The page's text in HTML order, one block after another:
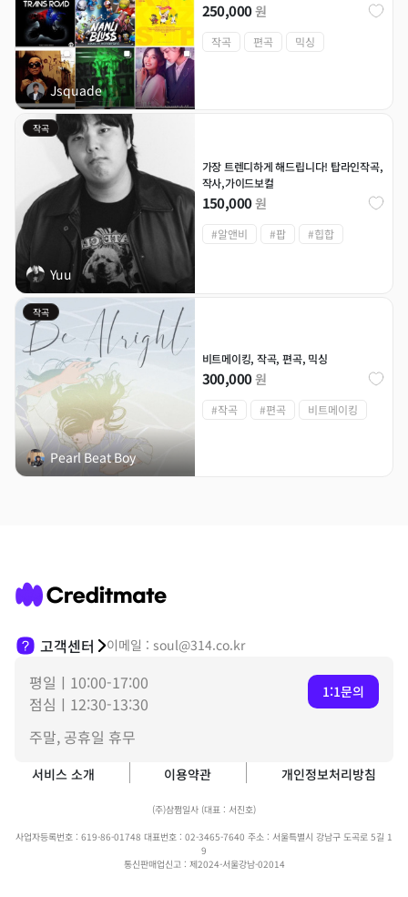
Jsquade
250,000원
작곡 편곡 믹싱
작곡
Yuu
가장 트렌디하게 해드립니다! 탑라인작곡,
작사,가이드보컬
150,000원
#알앤비 #팝 #힙합
작곡
Pearl Beat Boy
비트메이킹, 작곡, 편곡, 믹싱
300,000원
#작곡 #편곡 비트메이킹
고객센터 이메일 : soul@314.co.kr
평일ㅣ10:00-17:00
점심ㅣ12:30-13:30
주말, 공휴일 휴무
1:1문의
서비스 소개 이용약관 개인정보처리방침
(주)삼쩜일사 (대표 : 서진호)
사업자등록번호 : 619-86-01748 대표번호 : 02-3465-7640 주소 : 서울특별시 강남구 도곡로 5길 1
9
통신판매업신고 : 제2024-서울강남-02014